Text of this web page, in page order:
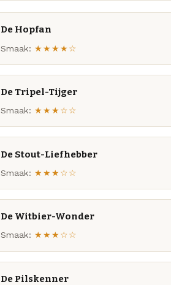
De Hopfan
Smaak: ★★★★☆
De Tripel-Tijger
Smaak: ★★★☆☆
De Stout-Liefhebber
Smaak: ★★★☆☆
De Witbier-Wonder
Smaak: ★★★☆☆
De Pilskenner